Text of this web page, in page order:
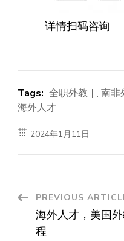
详情扫码咨询
Tags: 全职外教 , 南非
海外人才
2024年1月11日
Post
Navigation
PREVIOUS
海外人才，美国
程